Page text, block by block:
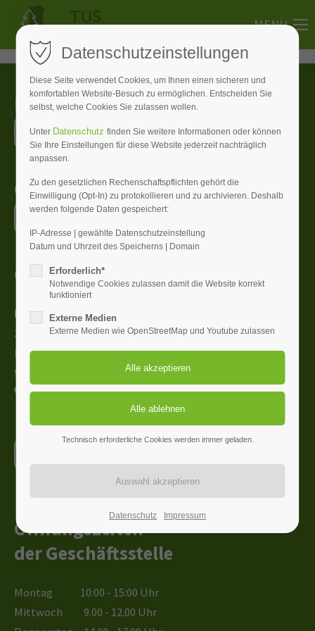
MENU
Melde dich bei uns
M itgliedwer den
Online Buchungs-System
ta c e
Geschäftsstelle
im alten Rathaus
3. Obergeschoss
Marktplatz 1
91555 Feuchtwangen
09852 2566
Öffnungszeiten
der Geschäftsstelle
Montag 10:00 - 15:00 Uhr
Mittwoch 9.00 - 12.00 Uhr
Datenschutzeinstellungen
Diese Seite verwendet Cookies, um Ihnen einen sicheren und
komfortablen Website-Besuch zu ermöglichen. Entscheiden Sie
selbst, welche Cookies Sie zulassen wollen.
Unter Datenschutzfinden Sie weitere Informationen oder können
Sie Ihre Einstellungen für diese Website jederzeit nachträglich
anpassen.
Zu den gesetzlichen Rechenschaftspflichten gehört die
Einwilligung (Opt-In) zu protokollieren und zu archivieren. Deshalb
werden folgende Daten gespeichert:
IP-Adresse | gewählte Datenschutzeinstellung
Datum und Uhrzeit des Speicherns | Domain
Erforderlich*
Notwendige Cookies zulassen damit die Website korrekt
funktioniert
Externe Medien
Externe Medien wie OpenStreetMap und Youtube zulassen
Technisch erforderliche Cookies werden immer geladen.
Datenschutz Impressum